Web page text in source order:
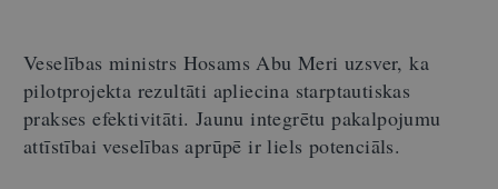
Veselības ministrs Hosams Abu Meri uzsver, ka
pilotprojekta rezultāti apliecina starptautiskas
prakses efektivitāti. Jaunu integrētu pakalpojumu
attīstībai veselības aprūpē ir liels potenciāls.